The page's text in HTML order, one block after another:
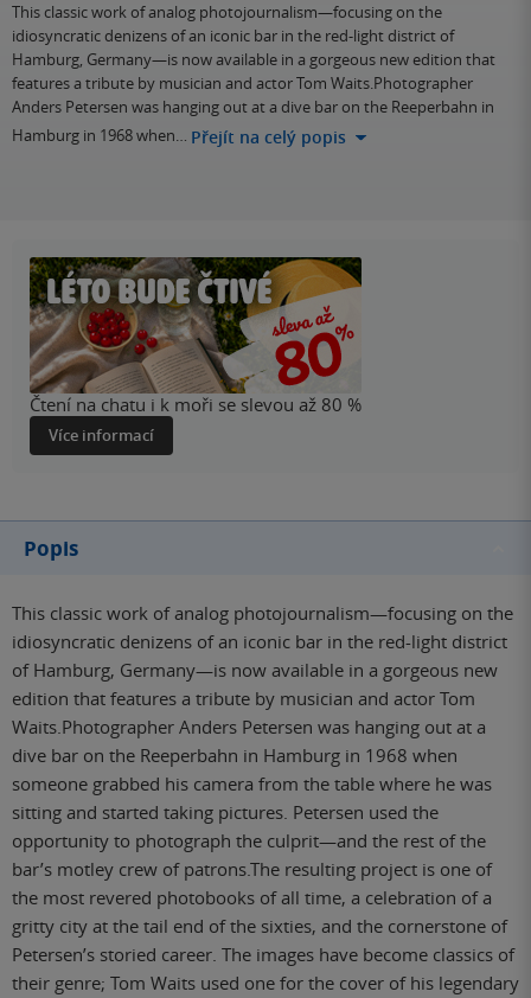
This classic work of analog photojournalism—focusing on the
idiosyncratic denizens of an iconic bar in the red-light district of
Hamburg, Germany—is now available in a gorgeous new edition that
features a tribute by musician and actor Tom Waits.Photographer
Anders Petersen was hanging out at a dive bar on the Reeperbahn in
Hamburg in 1968 when… Přejít na celý popis
Čtení na chatu i k moři se slevou až 80 %
Více informací
Popis
This classic work of analog photojournalism—focusing on the
idiosyncratic denizens of an iconic bar in the red-light district
of Hamburg, Germany—is now available in a gorgeous new
edition that features a tribute by musician and actor Tom
Waits.Photographer Anders Petersen was hanging out at a
dive bar on the Reeperbahn in Hamburg in 1968 when
someone grabbed his camera from the table where he was
sitting and started taking pictures. Petersen used the
opportunity to photograph the culprit—and the rest of the
bar’s motley crew of patrons.The resulting project is one of
the most revered photobooks of all time, a celebration of a
gritty city at the tail end of the sixties, and the cornerstone of
Petersen’s storied career. The images have become classics of
their genre; Tom Waits used one for the cover of his legendary